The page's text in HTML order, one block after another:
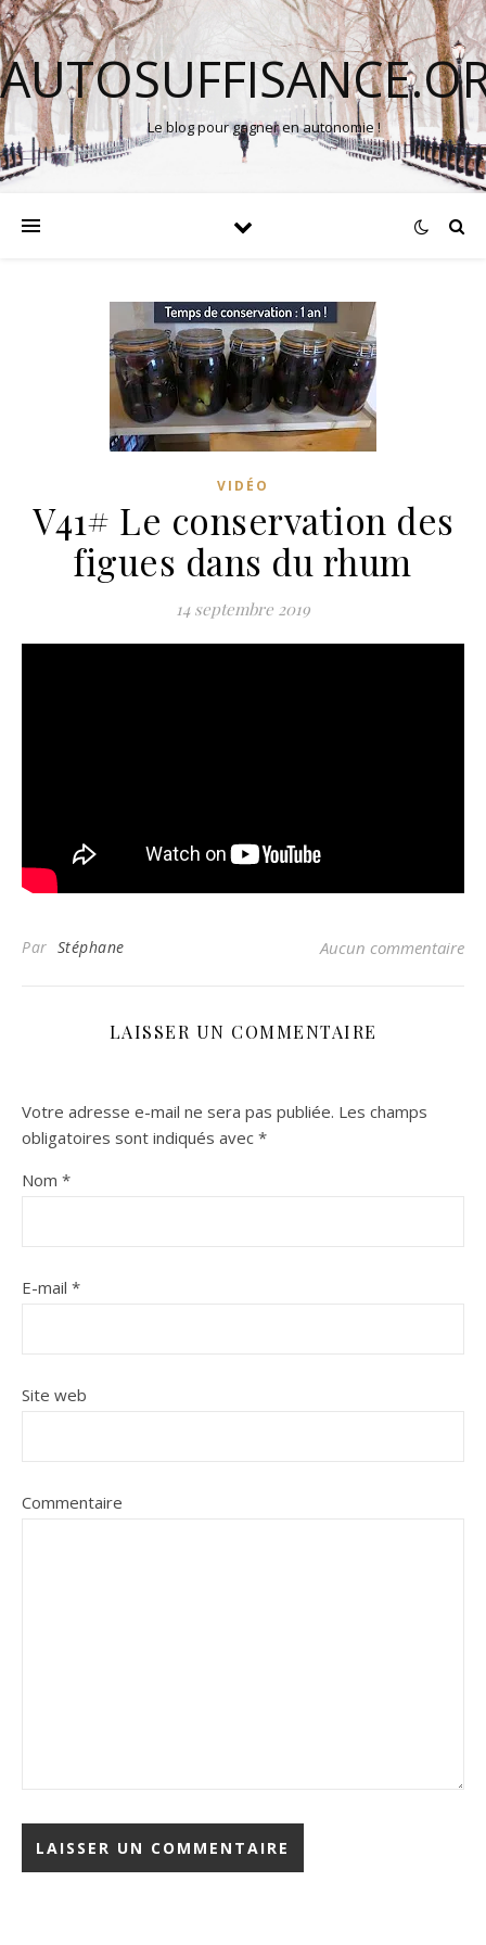
Le blog pour gagner en autonomie !
VIDÉO
V41# Le conservation des
figues dans du rhum
14 septembre 2019
Par Stéphane Aucun commentaire
LAISSER UN COMMENTAIRE
Votre adresse e-mail ne sera pas publiée. Les champs
obligatoires sont indiqués avec *
Nom *
E-mail *
Site web
Commentaire